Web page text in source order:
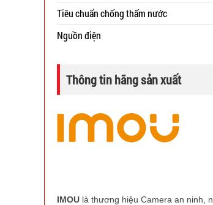
Tiêu chuẩn chống thấm nước
Nguồn điện
Thông tin hãng sản xuất
IMOU là thương hiệu Camera an ninh,